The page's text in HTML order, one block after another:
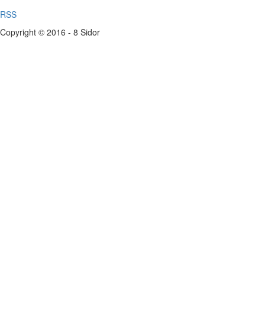
RSS
Copyright © 2016 - 8 Sidor